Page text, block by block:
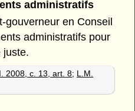
administratifs
gouverneur en Conseil
administratifs pour
juste.
2008, c. 13, art. 8; L.M.